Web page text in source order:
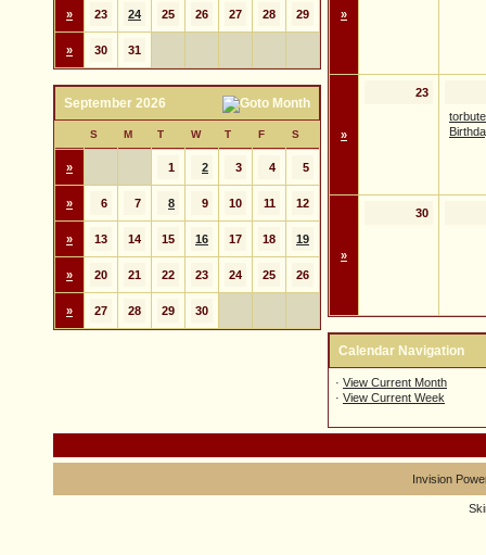
» 23 24 25 26 27 28 29
» 30 31
September 2026
S M T W T F S
» 1 2 3 4 5
» 6 7 8 9 10 11 12
» 13 14 15 16 17 18 19
» 20 21 22 23 24 25 26
» 27 28 29 30
»
»
23
»
30
Calendar Navigation
· View Current Month
· View Current Week
Invision